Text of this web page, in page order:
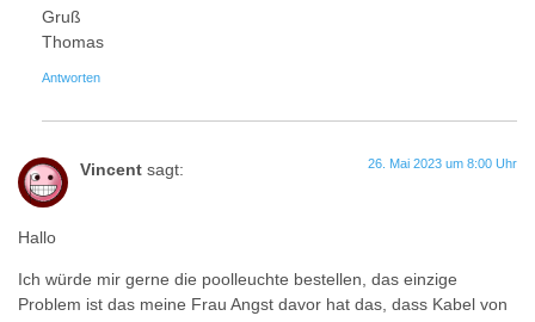
Gruß
Thomas
Antworten
Vincent sagt: 26. Mai 2023 um 8:00 Uhr
Hallo
Ich würde mir gerne die poolleuchte bestellen, das einzige
Problem ist das meine Frau Angst davor hat das, dass Kabel von